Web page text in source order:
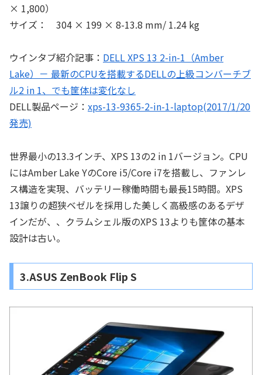
× 1,800）
サイズ： 304 × 199 × 8-13.8 mm/ 1.24 kg
ウインタブ紹介記事： DELL XPS 13 2-in-1（Amber
Lake）－ 最新のCPUを搭載するDELLの上級コンバーチブ
ル2 in 1、でも筐体は変化なし
DELL製品ページ： xps-13-9365-2-in-1-laptop(2017/1/20
発売)
世界最小の13.3インチ、XPS 13の2 in 1バージョン。CPU
にはAmber Lake YのCore i5/Core i7を搭載し、ファンレ
ス構造を実現、バッテリー稼働時間も最長15時間。XPS
13譲りの超狭ベゼルを採用した美しく高級感のあるデザ
インだが、、クラムシェル版のXPS 13よりも筐体の基本
設計は古い。
3.ASUS ZenBook Flip S